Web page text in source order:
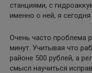
станциями, с
именно о ней, я
Очень часто проблема
минут. Учитывая что
районе 500 рублей, а
смысл научиться